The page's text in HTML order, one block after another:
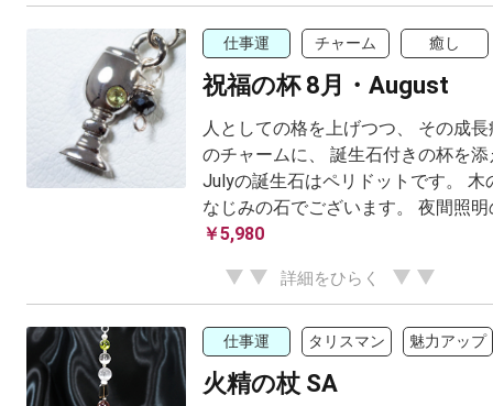
仕事運 チャーム 癒し
祝福の杯 8月・August
人としての格を上げつつ、 その成
のチャームに、 誕生石付きの杯を
Julyの誕生石はペリドットです。 木
なじみの石でございます。 夜間照明
￥5,980
詳細をひらく
仕事運 タリスマン 魅力アップ
火精の杖 SA